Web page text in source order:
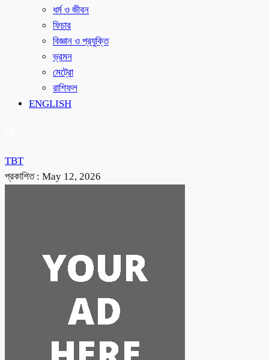
ধর্ম ও জীবন
ফিচার
বিজ্ঞান ও প্রযুক্তি
ভ্রমন
মেট্রো
রাশিফল
ENGLISH
TBT
প্রকাশিত : May 12, 2026